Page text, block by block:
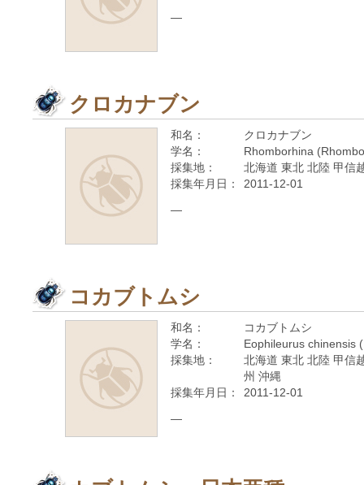
—
クロカナブン
和名：
クロカナブン
学名：
Rhomborhina
採集地：
北海道 東北 北陸 甲信
採集年月日：
2011-12-01
—
コカブトムシ
和名：
コカブトムシ
学名：
Eophileurus chinensis
採集地：
北海道 東北 北陸 甲信
州 沖縄
採集年月日：
2011-12-01
—